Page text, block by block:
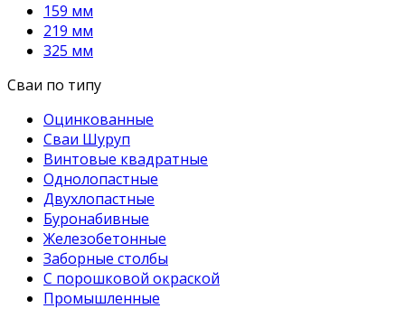
159 мм
219 мм
325 мм
Сваи по типу
Оцинкованные
Сваи Шуруп
Винтовые квадратные
Однолопастные
Двухлопастные
Буронабивные
Железобетонные
Заборные столбы
С порошковой окраской
Промышленные